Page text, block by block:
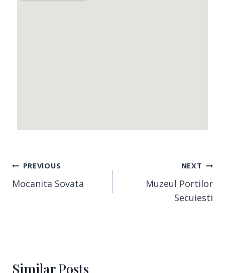
PREVIOUS
Mocanita Sovata
NEXT
Muzeul Portilor
Secuiesti
Similar Posts